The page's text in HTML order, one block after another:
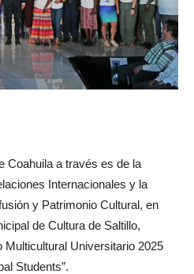
Coahuila a través es de la
Internacionales y la
y Patrimonio Cultural, en
de Cultura de Saltillo,
Multicultural Universitario 2025
Students”.